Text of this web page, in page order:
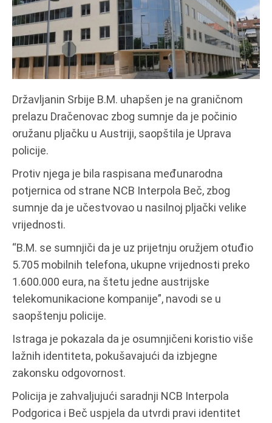
Državljanin Srbije B.M. uhapšen je na graničnom
prelazu Dračenovac zbog sumnje da je počinio
oružanu pljačku u Austriji, saopštila je Uprava
policije.
Protiv njega je bila raspisana međunarodna
potjernica od strane NCB Interpola Beč, zbog
sumnje da je učestvovao u nasilnoj pljački velike
vrijednosti.
“B.M. se sumnjiči da je uz prijetnju oružjem otuđio
5.705 mobilnih telefona, ukupne vrijednosti preko
1.600.000 eura, na štetu jedne austrijske
telekomunikacione kompanije”, navodi se u
saopštenju policije.
Istraga je pokazala da je osumnjičeni koristio više
lažnih identiteta, pokušavajući da izbjegne
zakonsku odgovornost.
Policija je zahvaljujući saradnji NCB Interpola
Podgorica i Beč uspjela da utvrdi pravi identitet